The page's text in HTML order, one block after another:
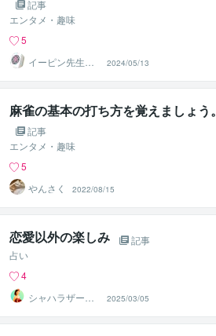
記事
エンタメ・趣味
5
イーピン先生＠
麻雀段位検定保
持者
2024/05/13
麻雀の基本の打ち方を覚えましょう。
記事
エンタメ・趣味
5
やんさく
2022/08/15
恋愛以外の楽しみ
記事
占い
4
シャハラザード
沙織
2025/03/05